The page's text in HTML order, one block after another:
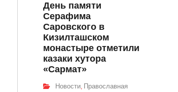
День памяти
Серафима
Саровского в
Кизилташском
монастыре отметили
казаки хутора
«Сармат»
Новости, Православная